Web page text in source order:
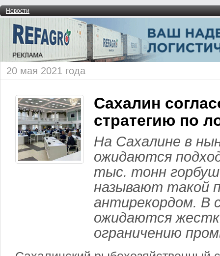
Новости
20 мая 2021 года
Сахалин
стратегию по
На Сахалине в
ожидаются
тыс. тонн
называют такой
антирекордом. В
ожидаются
ограничению